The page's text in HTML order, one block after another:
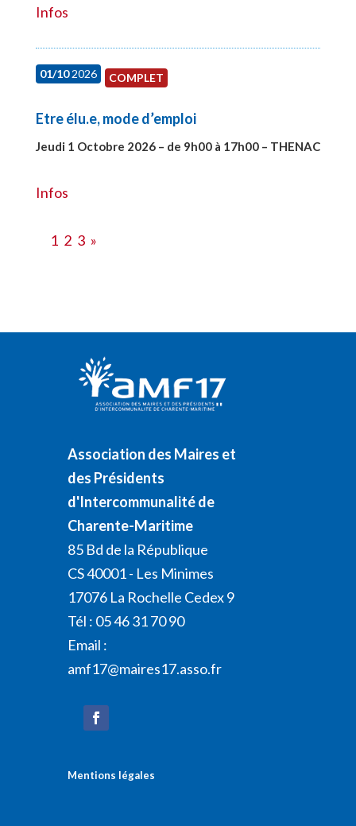
Infos
01/102026 COMPLET
Etre élu.e, mode d’emploi
Jeudi 1 Octobre 2026 – de 9h00 à 17h00 – THENAC
Infos
1 2 3 »
Association des Maires et
des Présidents
d'Intercommunalité de
Charente-Maritime
85 Bd de la République
CS 40001 - Les Minimes
17076 La Rochelle Cedex 9
Tél : 05 46 31 70 90
Email :
amf17@maires17.asso.fr
Mentions légales